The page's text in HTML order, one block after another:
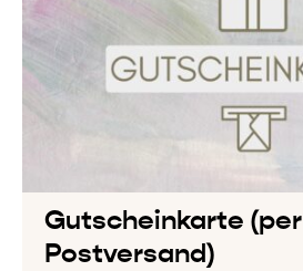
Gutscheinkarte (per
Postversand)